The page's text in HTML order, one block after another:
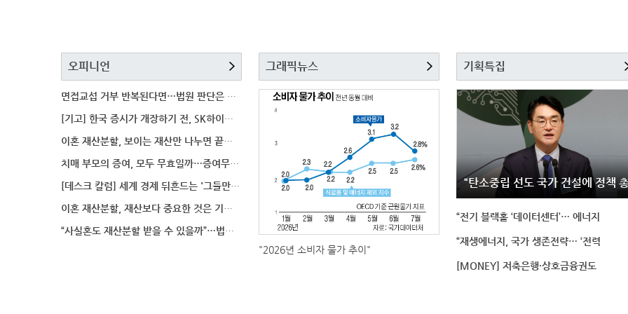
오피니언
면접교섭 거부 반복된다면…법원 판단은 달라질까
[기고] 한국 증시가 개장하기 전, SK하이닉스 가격은
이혼 재산분할, 보이는 재산만 나누면 끝일까…숨겨진 자
치매 부모의 증여, 모두 무효일까…증여무효 분쟁에서 법
[데스크 칼럼] 세계 경제 뒤흔드는 '그들만의 언어'
이혼 재산분할, 재산보다 중요한 것은 기여도 입증
“사실혼도 재산분할 받을 수 있을까”…법원이 살펴보는
그래픽뉴스
"2026년 소비자 물가 추이"
기획특집
“탄소중립 선도 국가 건설에 정책
“전기 블랙홀 ‘데이터센터’… 에너지
“재생에너지, 국가 생존전략… ‘전력
[MONEY] 저축은행·상호금융권도